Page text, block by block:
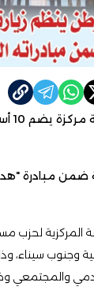
-
عروسة ضمن
المركزية لحزب
وجنوب سيناء،
والمجتمعي